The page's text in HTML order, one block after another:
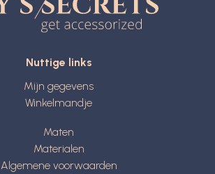
Nuttige links
Mijn gegevens
Winkelmandje
Maten
Materialen
Algemene voorwaarden